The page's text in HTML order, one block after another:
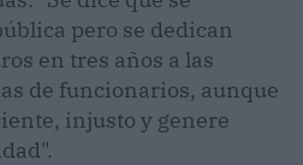
pero se dedican
en tres años a las
de funcionarios, aunque
injusto y genere